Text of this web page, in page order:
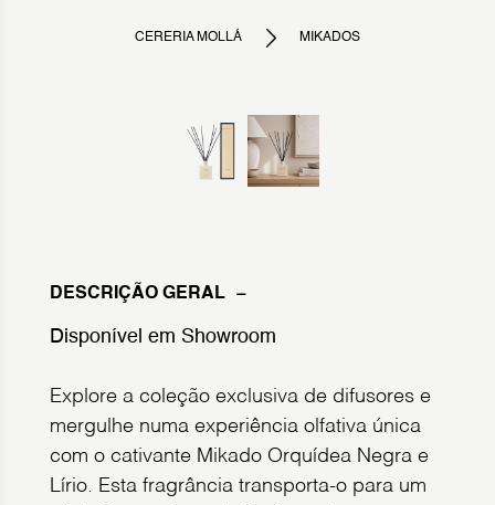
CERERIA MOLLÁ MIKADOS
DESCRIÇÃO GERAL
Disponível em Showroom
Explore a coleção exclusiva de difusores e
mergulhe numa experiência olfativa única
com o cativante Mikado Orquídea Negra e
Lírio. Esta fragrância transporta-o para um